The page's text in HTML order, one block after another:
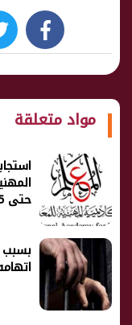
مواد متعلقة
حتى 25 يونيو 2026
بسبب